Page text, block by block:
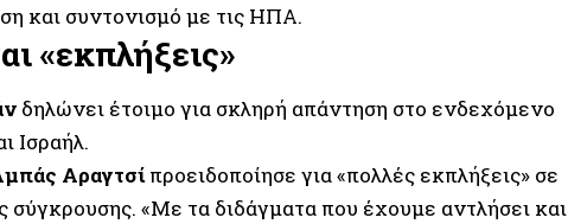
και συντονισμό με τις ΗΠΑ.
«εκπλήξεις»
δηλώνει έτοιμο για σκληρή απάντηση στο ενδεχόμενο
Ισραήλ.
Αραγτσίπροειδοποίησε για «πολλές εκπλήξεις» σε
σύγκρουσης. «Με τα διδάγματα που έχουμε αντλήσει και